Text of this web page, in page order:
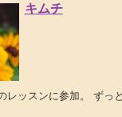
キムチ
レッスンに参加。 ずっ